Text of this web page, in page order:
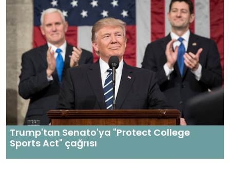
Trump'tan Senato'ya "Protect College
Sports Act" çağrısı